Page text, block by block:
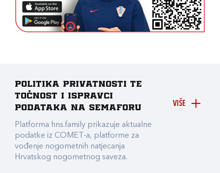
VIŠE
Politika privatnosti te
točnost i ispravci
podataka na Semaforu
Platforma hns.family prikazuje aktualne
podatke iz COMET-a, platforme za
vođenje nogometnih natjecanja
Hrvatskog nogometnog saveza.